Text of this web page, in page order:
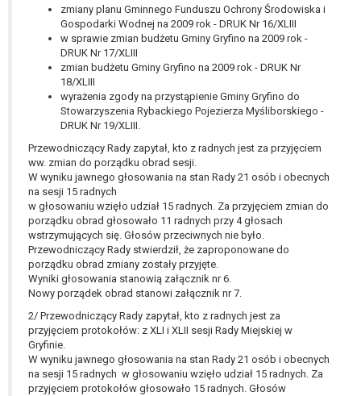
zmiany planu Gminnego Funduszu Ochrony Środowiska i
Gospodarki Wodnej na 2009 rok - DRUK Nr 16/XLIII
w sprawie zmian budżetu Gminy Gryfino na 2009 rok -
DRUK Nr 17/XLIII
zmian budżetu Gminy Gryfino na 2009 rok - DRUK Nr
18/XLIII
wyrażenia zgody na przystąpienie Gminy Gryfino do
Stowarzyszenia Rybackiego Pojezierza Myśliborskiego -
DRUK Nr 19/XLIII.
Przewodniczący Rady zapytał, kto z radnych jest za przyjęciem
ww. zmian do porządku obrad sesji.
W wyniku jawnego głosowania na stan Rady 21 osób i obecnych
na sesji 15 radnych
w głosowaniu wzięło udział 15 radnych. Za przyjęciem zmian do
porządku obrad głosowało 11 radnych przy 4 głosach
wstrzymujących się. Głosów przeciwnych nie było.
Przewodniczący Rady stwierdził, że zaproponowane do
porządku obrad zmiany zostały przyjęte.
Wyniki głosowania stanowią załącznik nr 6.
Nowy porządek obrad stanowi załącznik nr 7.
2/ Przewodniczący Rady zapytał, kto z radnych jest za
przyjęciem protokołów: z XLI i XLII sesji Rady Miejskiej w
Gryfinie.
W wyniku jawnego głosowania na stan Rady 21 osób i obecnych
na sesji 15 radnych w głosowaniu wzięło udział 15 radnych. Za
przyjęciem protokołów głosowało 15 radnych. Głosów
przetwarzania, którego dokonano na podstawie
zgody przed jej cofnięciem.
Przysługuje Pani/Panu prawo wniesienia skargi do
organu nadzorczego na niezgodne z prawem
przetwarzanie Pani/Pana danych osobowych
przez administratora.
Organem właściwym do wniesienia skargi jest
W zależności od sfery, w której przetwarzane są
dane osobowe, podanie danych osobowych jest
dobrowolne albo jest wymogiem ustawowym lub
umownym.
Pani/Pana dane nie będą poddawane
zautomatyzowanemu podejmowaniu decyzji, w
tym również profilowaniu.